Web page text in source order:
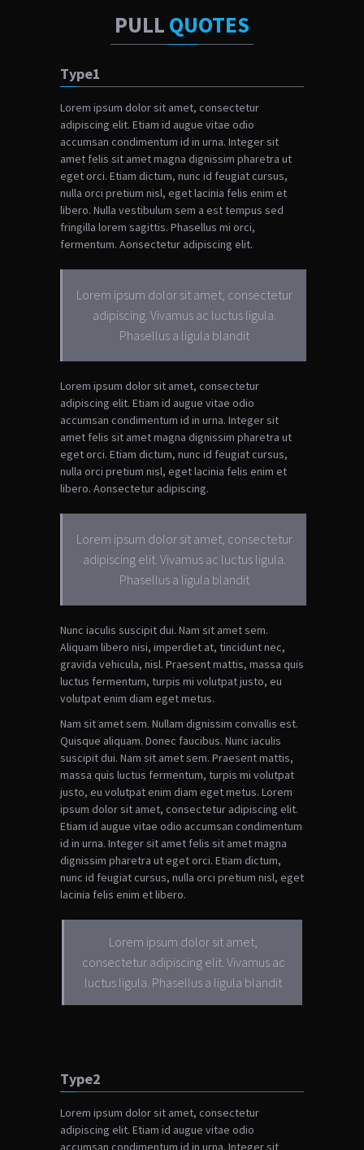
PULL QUOTES
Type1
Lorem ipsum dolor sit amet, consectetur
adipiscing elit. Etiam id augue vitae odio
accumsan condimentum id in urna. Integer sit
amet felis sit amet magna dignissim pharetra ut
eget orci. Etiam dictum, nunc id feugiat cursus,
nulla orci pretium nisl, eget lacinia felis enim et
libero. Nulla vestibulum sem a est tempus sed
fringilla lorem sagittis. Phasellus mi orci,
fermentum.
Lorem ipsum dolor sit amet, consectetur
adipiscing. Vivamus ac luctus ligula.
Phasellus a ligula blandit
Aonsectetur adipiscing elit.
Lorem ipsum dolor sit amet, consectetur
adipiscing elit. Etiam id augue vitae odio
accumsan condimentum id in urna. Integer sit
amet felis sit amet magna dignissim pharetra ut
eget orci. Etiam dictum, nunc id feugiat cursus,
nulla orci pretium nisl, eget lacinia felis enim et
libero. Aonsectetur adipiscing.
Lorem ipsum dolor sit amet, consectetur
adipiscing elit. Vivamus ac luctus ligula.
Phasellus a ligula blandit
Nunc iaculis suscipit dui. Nam sit amet sem.
Aliquam libero nisi, imperdiet at, tincidunt nec,
gravida vehicula, nisl. Praesent mattis, massa quis
luctus fermentum, turpis mi volutpat justo, eu
volutpat enim diam eget metus.
Nam sit amet sem. Nullam dignissim convallis est.
Quisque aliquam. Donec faucibus. Nunc iaculis
suscipit dui. Nam sit amet sem. Praesent mattis,
massa quis luctus fermentum, turpis mi volutpat
justo, eu volutpat enim diam eget metus. Lorem
ipsum dolor sit amet, consectetur adipiscing elit.
Etiam id augue vitae odio accumsan condimentum
id in urna. Integer sit amet felis sit amet magna
dignissim pharetra ut eget orci. Etiam dictum,
nunc id feugiat cursus, nulla orci pretium nisl, eget
lacinia felis enim et libero.
Lorem ipsum dolor sit amet,
consectetur adipiscing elit. Vivamus ac
luctus ligula. Phasellus a ligula blandit
Type2
Lorem ipsum dolor sit amet, consectetur
adipiscing elit. Etiam id augue vitae odio
accumsan condimentum id in urna. Integer sit